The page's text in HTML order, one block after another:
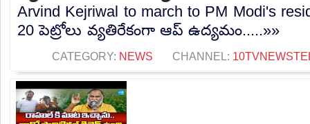
Arvind Kejriwal to march to PM Modi's
20 పెట్రోలు వ్యతిరేకంగా ఆప్ ఉద్యమం.....»»
CATEGORY: NEWS CHANNEL: